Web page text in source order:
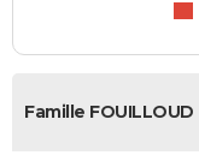
Famille FOUILLOUD